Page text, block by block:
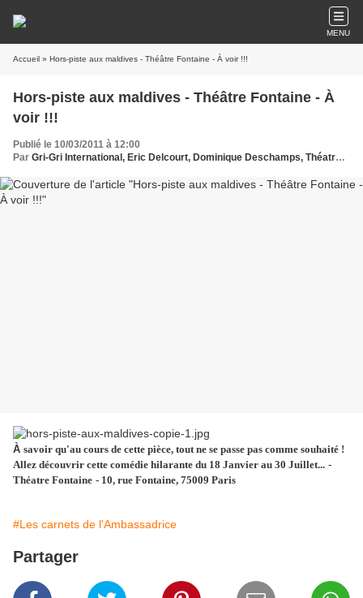
MENU
Accueil » Hors-piste aux maldives - Théâtre Fontaine - À voir !!!
Hors-piste aux maldives - Théâtre Fontaine - À
voir !!!
Publié le 10/03/2011 à 12:00
Par Gri-Gri International, Eric Delcourt, Dominique Deschamps, Théatre Fontaine, Ma solange Oussou
À savoir qu'au cours de cette pièce, tout ne se passe pas comme souhaité !
Allez découvrir cette comédie hilarante du 18 Janvier au 30 Juillet... -
Théatre Fontaine - 10, rue Fontaine, 75009 Paris
#Les carnets de l'Ambassadrice
Partager